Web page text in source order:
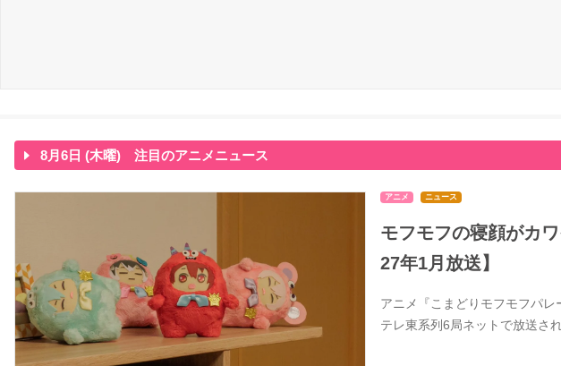
8月6日 (木曜) 注目のアニメニュース
アニメ ニュース
モフモフの寝顔がカ
27年1月放送】
アニメ『こまどりモフモフパ
テレ東系列6局ネットで放送さ